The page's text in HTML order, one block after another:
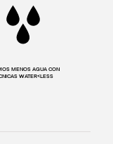
MENOS AGUA CON
WATER<LESS